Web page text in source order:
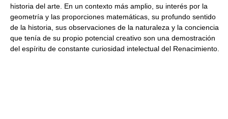
historia del arte. En un contexto más amplio, su interés por la
geometría y las proporciones matemáticas, su profundo sentido
de la historia, sus observaciones de la naturaleza y la conciencia
que tenía de su propio potencial creativo son una demostración
del espíritu de constante curiosidad intelectual del Renacimiento.